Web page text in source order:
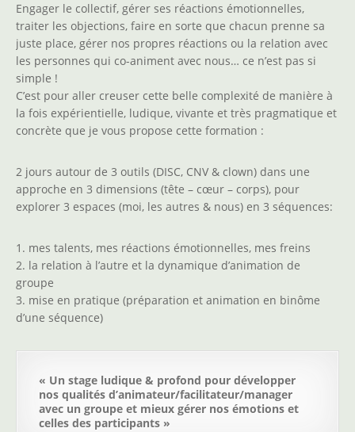
Engager le collectif, gérer ses réactions émotionnelles,
traiter les objections, faire en sorte que chacun prenne sa
juste place, gérer nos propres réactions ou la relation avec
les personnes qui co-animent avec nous… ce n’est pas si
simple !
C’est pour aller creuser cette belle complexité de manière à
la fois expérientielle, ludique, vivante et très pragmatique et
concrète que je vous propose cette formation :
2 jours autour de 3 outils (DISC, CNV & clown) dans une
approche en 3 dimensions (tête – cœur – corps), pour
explorer 3 espaces (moi, les autres & nous) en 3 séquences:
1. mes talents, mes réactions émotionnelles, mes freins
2. la relation à l’autre et la dynamique d’animation de
groupe
3. mise en pratique (préparation et animation en binôme
d’une séquence)
« Un stage ludique & profond pour développer
nos qualités d’animateur/facilitateur/manager
avec un groupe et mieux gérer nos émotions et
celles des participants »